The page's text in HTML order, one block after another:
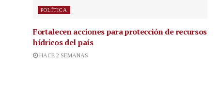
POLÍTICA
Fortalecen acciones para protección de recursos
hídricos del país
HACE 2 SEMANAS